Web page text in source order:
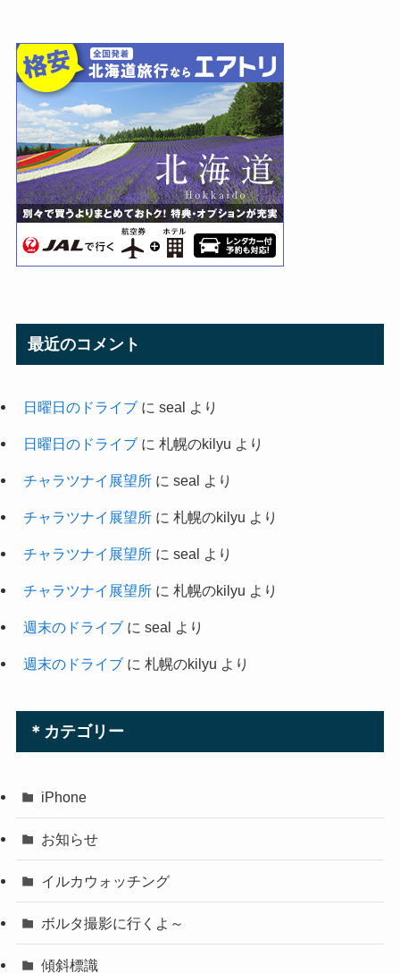
最近のコメント
日曜日のドライブに seal より
日曜日のドライブに 札幌のkilyu より
チャラツナイ展望所に seal より
チャラツナイ展望所に 札幌のkilyu より
チャラツナイ展望所に seal より
チャラツナイ展望所に 札幌のkilyu より
週末のドライブに seal より
週末のドライブに 札幌のkilyu より
＊カテゴリー
iPhone
お知らせ
イルカウォッチング
ボルタ撮影に行くよ～
傾斜標識